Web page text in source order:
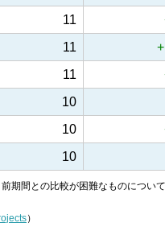
11
11
11
10
10
10
期間との比較が困難なものについ
）